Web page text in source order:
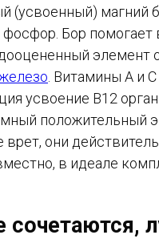
(усвоенный) магний
фосфор. Бор помогает
элемент
. Витамины А и
усвоение В12
положительный
врет, они
в идеале
сочетаются,